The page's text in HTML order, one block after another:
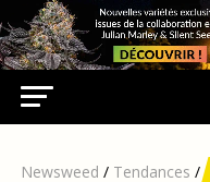
Newsweed / Tendances /